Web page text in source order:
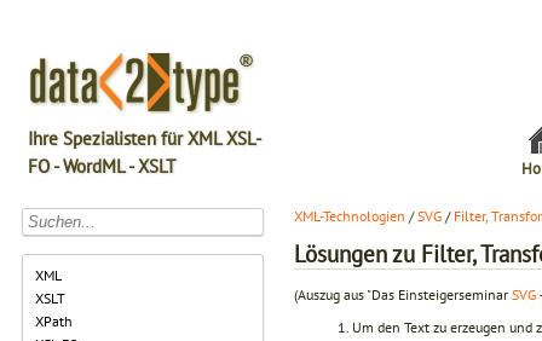
Ihre Spezialisten für XML XSL-
FO - WordML - XSLT
XML
XSLT
XPath
XML-Technologien /SVG / Filter,
Lösungen zu Filter,
(Auszug aus "Das Einsteigerseminar SVG
Um den Text zu erzeugen